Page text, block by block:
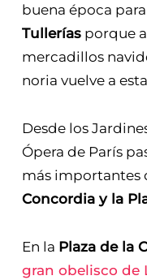
buena época para
Tulleríasporque
mercadillos
noria vuelve a
Desde los
Ópera de París
más importantes
Concordia y la
En la Plaza de la
gran obelisco de